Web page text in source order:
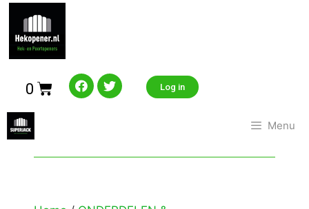
Log in
0
Menu